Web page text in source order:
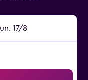
lun. 17/8